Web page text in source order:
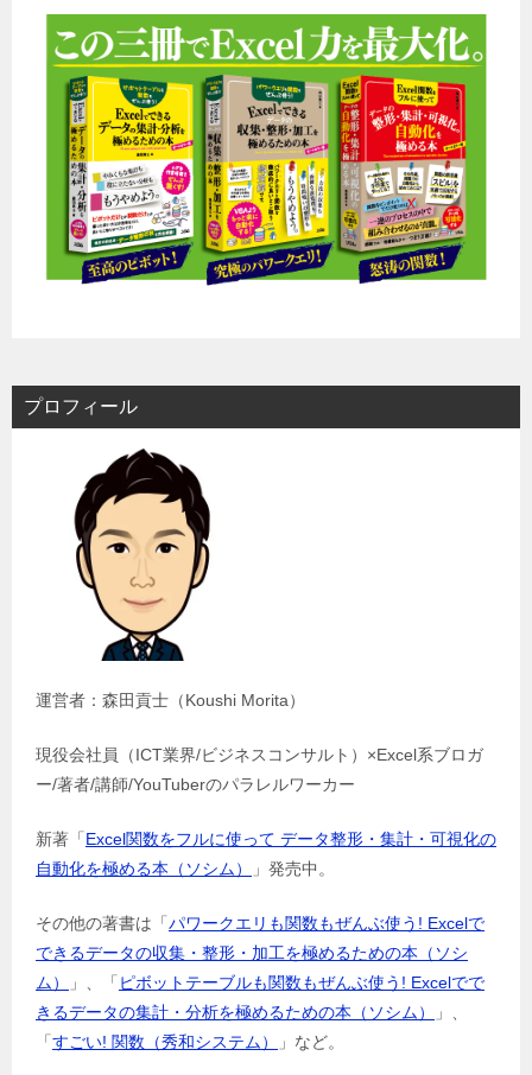
プロフィール
運営者：森田貢士（Koushi Morita）
現役会社員（ICT業界/ビジネスコンサルト）×Excel系ブロガ
ー/著者/講師/YouTuberのパラレルワーカー
新著「 Excel関数をフルに使って データ整形・集計・可視化の
自動化を極める本（ソシム）
」発売中。
その他の著書は「 パワークエリも関数もぜんぶ使う! Excelで
できるデータの収集・整形・加工を極めるための本（ソシ
ム）
」、「 ピボットテーブルも関数もぜんぶ使う! Excelでで
きるデータの集計・分析を極めるための本（ソシム）
」、
「 すごい! 関数（秀和システム） 」など。